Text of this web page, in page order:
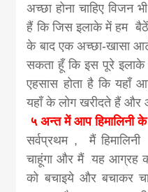
अच्छा होना चाहिए विजन
हैं कि जिस इलाके में हम
के बाद एक अच्छा-खासा
सकता हूँ कि इस पूरे
एहसास होता है कि यहाँ
यहाँ के लोग खरीदते हैं और
५ अन्त में आप हिमालिनी
सर्वप्रथम , मैं
चाहूंगा और मैं यह आग्रह
को बचाइये और बचाकर